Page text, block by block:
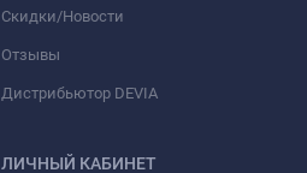
Скидки/Новости
Отзывы
Дистрибьютор DEVIA
ЛИЧНЫЙ КАБИНЕТ